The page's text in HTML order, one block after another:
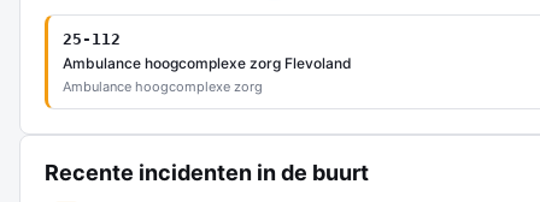
25-112
Ambulance hoogcomplexe zorg Flevoland
Ambulance hoogcomplexe zorg
Recente incidenten in de buurt